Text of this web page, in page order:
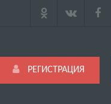
РЕГИСТРАЦИЯ